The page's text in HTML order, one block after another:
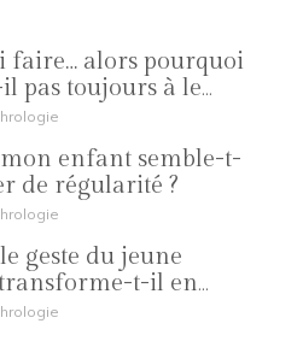
faire… alors pourquoi
pas toujours à le
?
enfant semble-t-
de régularité ?
geste du jeune
t-il en
?